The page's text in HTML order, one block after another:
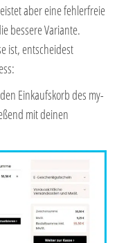
aber eine fehlerfreie
bessere Variante.
ist, entscheidest
Einkaufskorb des my-
mit deinen